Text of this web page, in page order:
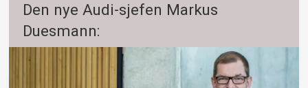
Den nye Audi-sjefen Markus
Duesmann: